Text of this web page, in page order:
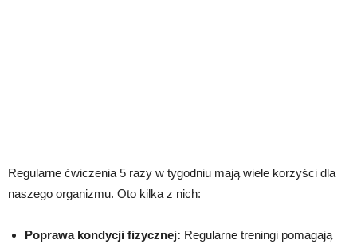
Regularne ćwiczenia 5 razy w tygodniu mają wiele korzyści dla
naszego organizmu. Oto kilka z nich:
Poprawa kondycji fizycznej: Regularne treningi pomagają